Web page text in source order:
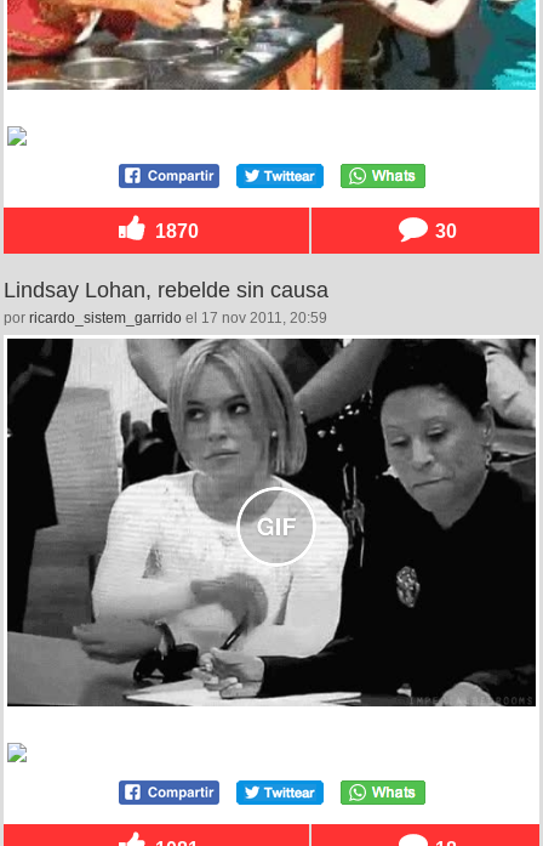
1870 30
Lindsay Lohan, rebelde sin causa
por ricardo_sistem_garrido el 17 nov 2011, 20:59